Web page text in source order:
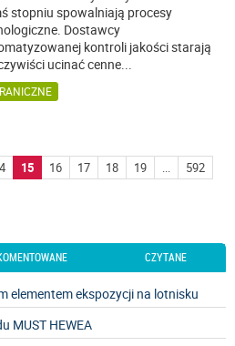
stopniu spowalniają procesy
Dostawcy
kontroli jakości starają
ucinać cenne...
15 16 17 18 19 ...
592
CZYTANE
elementem ekspozycji na lotnisku
MUST HEWEA